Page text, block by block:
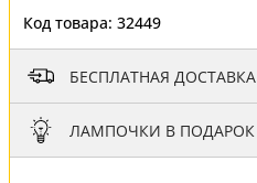
Код товара: 32449
БЕСПЛАТНАЯ ДОСТАВКА
ЛАМПОЧКИ В ПОДАРОК